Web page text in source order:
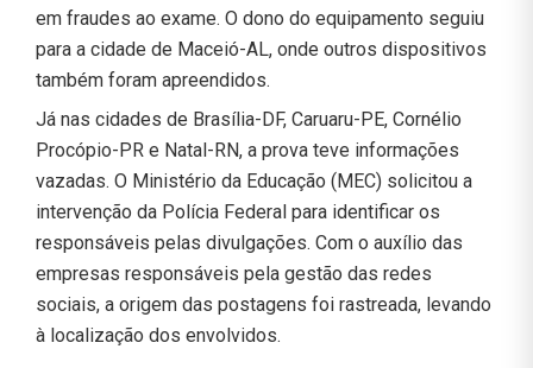
em fraudes ao exame. O dono do equipamento seguiu
para a cidade de Maceió-AL, onde outros dispositivos
também foram apreendidos.
Já nas cidades de Brasília-DF, Caruaru-PE, Cornélio
Procópio-PR e Natal-RN, a prova teve informações
vazadas. O Ministério da Educação (MEC) solicitou a
intervenção da Polícia Federal para identificar os
responsáveis ​​pelas divulgações. Com o auxílio das
empresas responsáveis ​​pela gestão das redes
sociais, a origem das postagens foi rastreada, levando
à localização dos envolvidos.